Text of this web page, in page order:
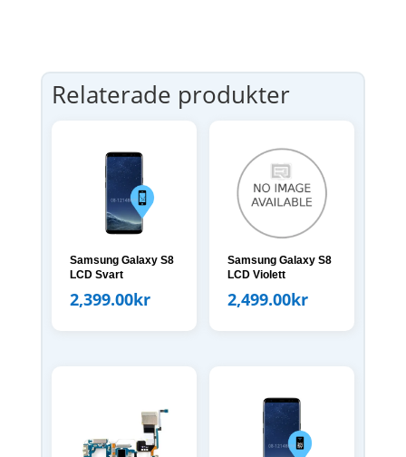
Relaterade produkter
Samsung Galaxy S8
LCD Svart
2,399.00kr
Samsung Galaxy S8
LCD Violett
2,499.00kr